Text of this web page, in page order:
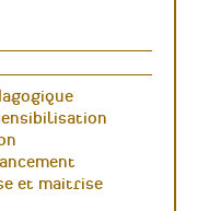
et maitrise